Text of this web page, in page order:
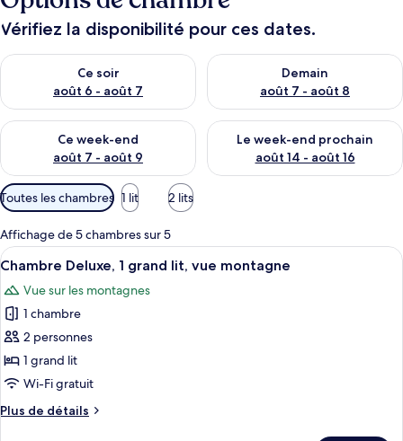
Vérifiez la disponibilité pour ces dates.
Ce soir
août 6 - août 7
Vérifier la disponibilité pour ce soir août 6 - août 7
Demain
août 7 - août 8
Vérifier la disponibilité pour
Ce week-end
août 7 - août 9
Vérifier la disponibilité pour ce week-end août 7 - août 9
Le week-end prochain
août 14 - août 16
Vérifier la disponibilité pour
Filtres
disponibles
pour
les
chambres
Toutes les chambres 1 lit 2 lits
Affichage de 5 chambres sur 5
Afficher
toutes
les
photos
pour
ce
type
chambre :
Un lit bien fait, avec du linge de lit
4
Chambre Deluxe, 1 grand lit, vue montagne
Vue sur les montagnes
1 chambre
2 personnes
1 grand lit
Wi-Fi gratuit
Plus de détails
Plus